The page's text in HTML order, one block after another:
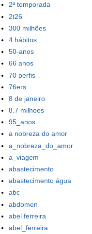
2ª temporada
2t26
300 milhões
4 hábitos
50-anos
66 anos
70 perfis
76ers
8 de janeiro
8.7 milhoes
95_anos
a nobreza do amor
a_nobreza_do_amor
a_viagem
abastecimento
abastecimento água
abc
abdomen
abel ferreira
abel_ferreira